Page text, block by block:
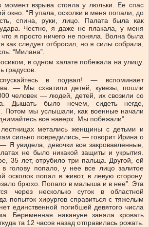
момент взрыва стояла у люльки. Ее спас
окно. “Я упала, осколки в меня попали, до
спина, руки, лицо. Палата была как
Честно, я даже не плакала, у меня
я просто ничего не поняла. Волна была
как следует отбросил, но я силы собрала,
“Милана”.
в одном халате побежала на улицу.
градусов.
в подвал! — вспоминает
— Мы схватили детей, кувезы, пошли
человек — людей, детей, их свозили со
Дышать было нечем, сидеть негде,
Потом мы услышали, как военные начали
все наверх. Мы побежали”.
метались женщины с детьми и
сильно повредились, — говорит Ирина о
увидела, девочки все закровавленные,
не было никакой защиты и укрытия.
35 лет, отрубило три пальца. Другой, ей
голову попало, у нее все лицо залитое
осколок попал в живот, в левую сторону.
брюхо. Попало в малыша и в нее”. Эта
через несколько суток в областной
попыток хирургов справиться с тяжелым
единственной погибшей девятого числа
Беременная накануне заняла кровать
та 12 часов назад отправилась рожать.